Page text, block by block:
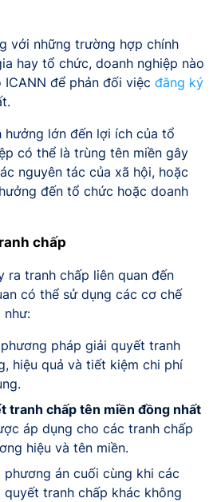
với những trường hợp chính
hay tổ chức, doanh nghiệp nào
để phản đối việc đăng ký
hưởng lớn đến lợi ích của tổ
có thể là trùng tên miền gây
nguyên tác của xã hội, hoặc
đến tổ chức hoặc doanh
chấp
ra tranh chấp liên quan đến
có thể sử dụng các cơ chế
như:
pháp giải quyết tranh
hiệu quả và tiết kiệm chi phí
tranh chấp tên miền đồng nhất
áp dụng cho các tranh chấp
hiệu và tên miền.
án cuối cùng khi các
tranh chấp khác không